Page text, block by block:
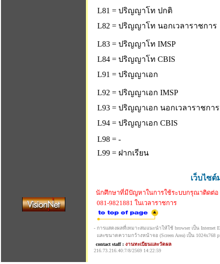
L81 = ปริญญาโท ปกติ
L82 = ปริญญาโท นอกเวลาราชการ
L83 = ปริญญาโท IMSP
L84 = ปริญญาโท CBIS
L91 = ปริญญาเอก
L92 = ปริญญาเอก IMSP
L93 = ปริญญาเอก นอกเวลาราชการ
L94 = ปริญญาเอก CBIS
L98 = -
L99 = ฝากเรียน
เว็บไซ
นักศึกษาที่มีปัญหาในการใช้ระบบกรุณาติดต่อ
081-9821881 ในเวลาราชการ
- การแสดงผลที่เหมาะสมแนะนำให้ใช้ browser เป็น Internet
และขนาดความกว้างหน้าจอ (Screen Area) เป็น 1024x768
contact staff : งานทะเบียนและวัดผล
216.73.216.40:7/8/2569 14:22:59